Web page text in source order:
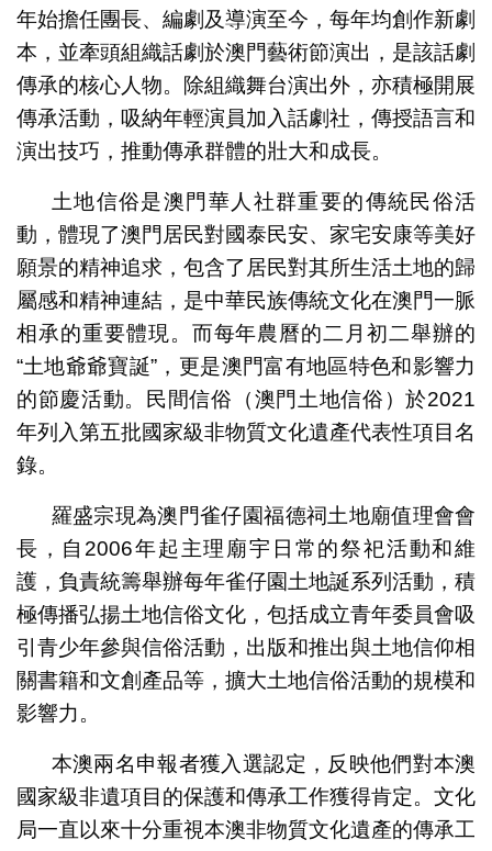
年始擔任團長、編劇及導演至今，每年均創作新劇
本，並牽頭組織話劇於澳門藝術節演出，是該話劇
傳承的核心人物。除組織舞台演出外，亦積極開展
傳承活動，吸納年輕演員加入話劇社，傳授語言和
演出技巧，推動傳承群體的壯大和成長。
土地信俗是澳門華人社群重要的傳統民俗活
動，體現了澳門居民對國泰民安、家宅安康等美好
願景的精神追求，包含了居民對其所生活土地的歸
屬感和精神連結，是中華民族傳統文化在澳門一脈
相承的重要體現。而每年農曆的二月初二舉辦的
“土地爺爺寶誕”，更是澳門富有地區特色和影響力
的節慶活動。民間信俗（澳門土地信俗）於2021
年列入第五批國家級非物質文化遺產代表性項目名
錄。
羅盛宗現為澳門雀仔園福德祠土地廟值理會會
長，自2006年起主理廟宇日常的祭祀活動和維
護，負責統籌舉辦每年雀仔園土地誕系列活動，積
極傳播弘揚土地信俗文化，包括成立青年委員會吸
引青少年參與信俗活動，出版和推出與土地信仰相
關書籍和文創產品等，擴大土地信俗活動的規模和
影響力。
本澳兩名申報者獲入選認定，反映他們對本澳
國家級非遺項目的保護和傳承工作獲得肯定。文化
局一直以來十分重視本澳非物質文化遺產的傳承工